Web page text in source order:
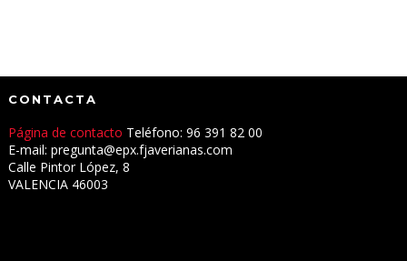
CONTACTA
Página de contacto Teléfono: 96 391 82 00
E-mail: pregunta@epx.fjaverianas.com
Calle Pintor López, 8
VALENCIA 46003